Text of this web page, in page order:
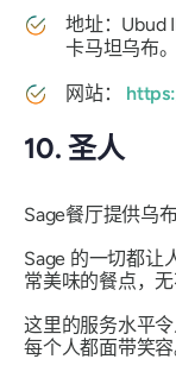
地址：Ubud
卡马坦乌布
网站：
10. 圣人
Sage餐厅提供乌
Sage 的一切都让
常美味的餐点，
这里的服务水平
每个人都面带笑容